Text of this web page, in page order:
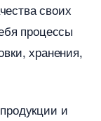
своих
процессы
хранения,
и